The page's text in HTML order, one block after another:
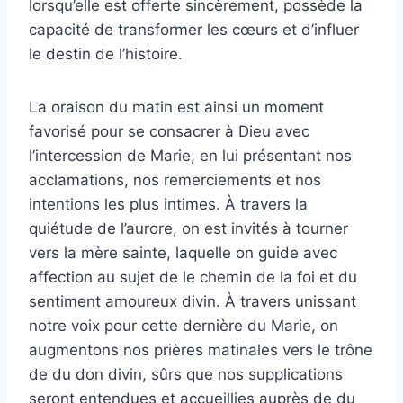
lorsqu’elle est offerte sincèrement, possède la
capacité de transformer les cœurs et d’influer
le destin de l’histoire.
La oraison du matin est ainsi un moment
favorisé pour se consacrer à Dieu avec
l’intercession de Marie, en lui présentant nos
acclamations, nos remerciements et nos
intentions les plus intimes. À travers la
quiétude de l’aurore, on est invités à tourner
vers la mère sainte, laquelle on guide avec
affection au sujet de le chemin de la foi et du
sentiment amoureux divin. À travers unissant
notre voix pour cette dernière du Marie, on
augmentons nos prières matinales vers le trône
de du don divin, sûrs que nos supplications
seront entendues et accueillies auprès de du